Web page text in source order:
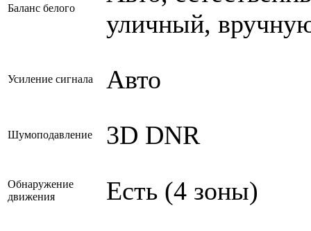
Баланс белого
уличный,
Усиление сигнала Авто
Шумоподавление 3D DNR
Обнаружение
движения
Есть (4 зоны)